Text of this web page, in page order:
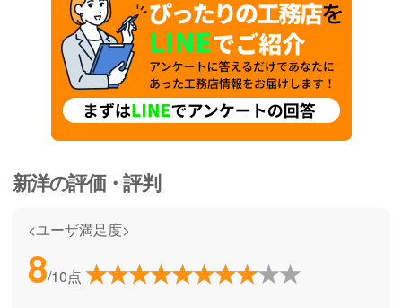
新洋の評価・評判
<ユーザ満足度>
8/10点